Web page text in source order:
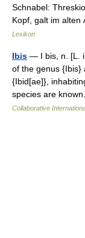
Schnabel:
Kopf, galt im
Lexikon
Ibis — I bis, n. [L.
of the genus {Ibis}
{Ibid[ae]},
species are
Collaborative